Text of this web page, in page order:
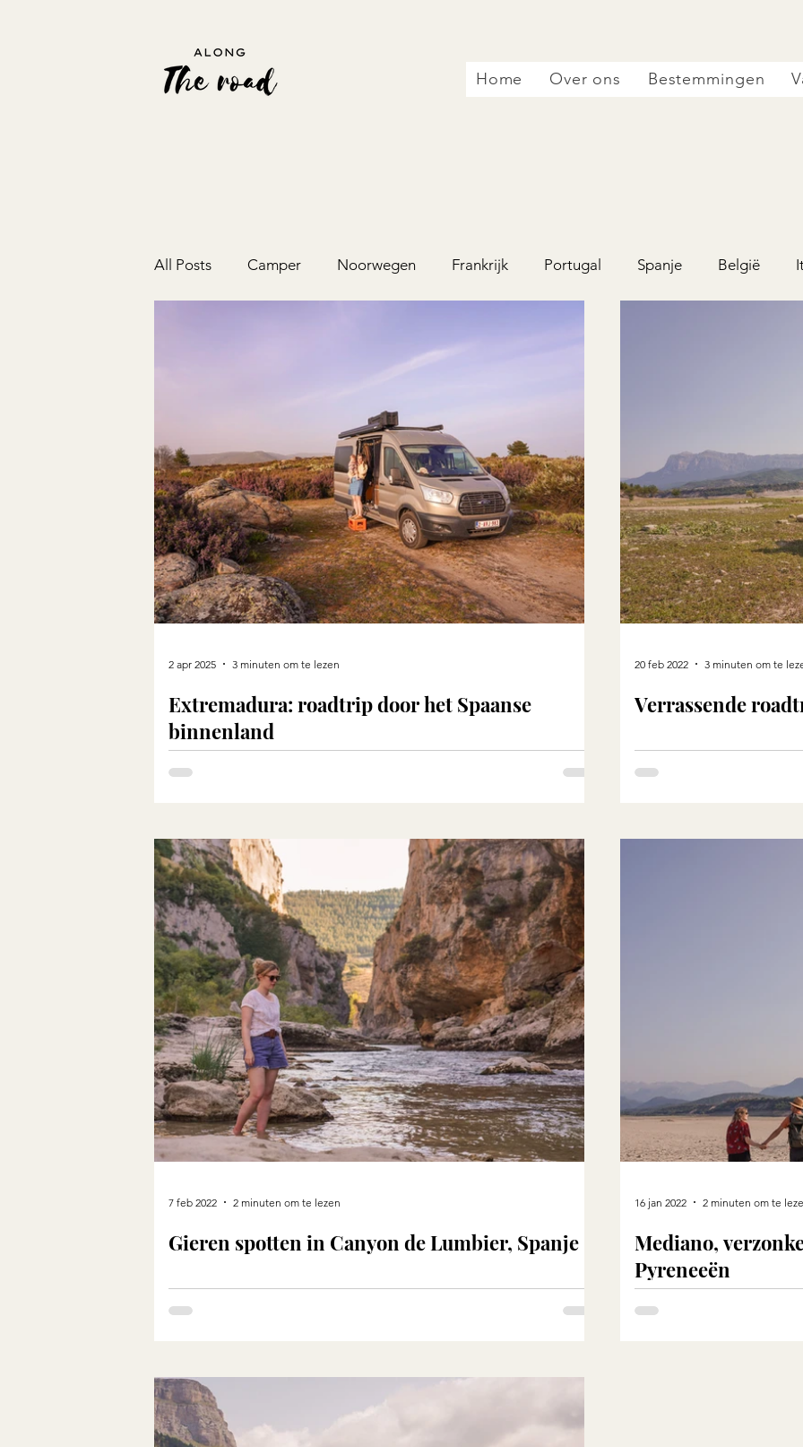
Home Over ons Bestemmingen
All Posts Camper Noorwegen Frankrijk Portugal Spanje België
Extremadura: roadtrip door het Spaanse
binnenland
2 apr 2025 3 minuten om te lezen
Verrassende
20 feb 2022 3 minuten om te
Gieren spotten in Canyon de Lumbier, Spanje
7 feb 2022 2 minuten om te lezen
Mediano,
Pyreneeën
16 jan 2022 2 minuten om te